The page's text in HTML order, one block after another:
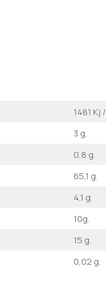
1481 Kj
3 g.
0,8 g.
65,1 g.
4,1 g.
10g.
15 g.
0,02 g.